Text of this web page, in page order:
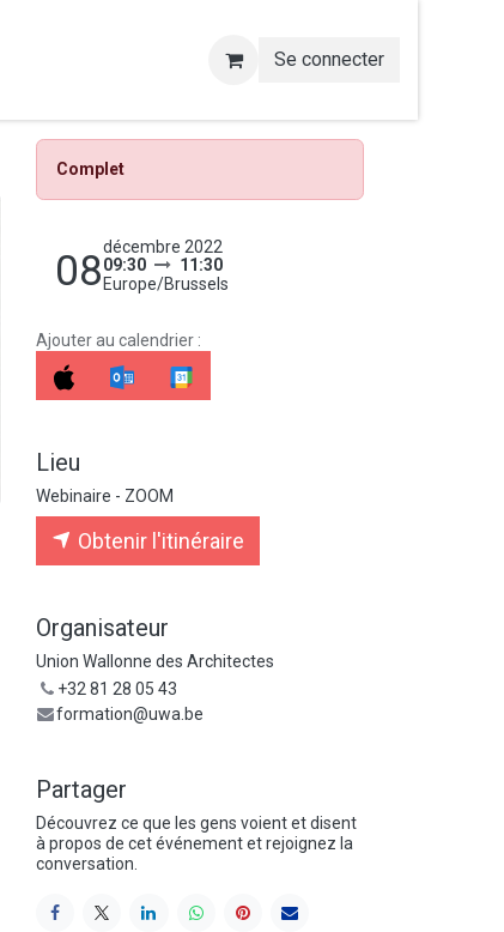
Se connecter
Complet
08décembre 2022
09:30
11:30
Europe/Brussels
Ajouter au calendrier :
Lieu
Webinaire - ZOOM
Obtenir l'itinéraire
Organisateur
Union Wallonne des Architectes
+32 81 28 05 43
formation@uwa.be
Partager
Découvrez ce que les gens voient et disent
à propos de cet événement et rejoignez la
conversation.